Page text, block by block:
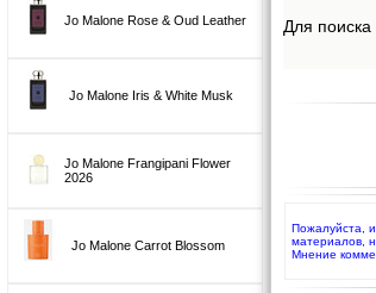
Jo Malone Rose & Oud Leather
Jo Malone Iris & White Musk
Jo Malone Frangipani Flower
2026
Jo Malone Carrot Blossom
Для поиска
Пожалуйста,
материалов,
Мнение